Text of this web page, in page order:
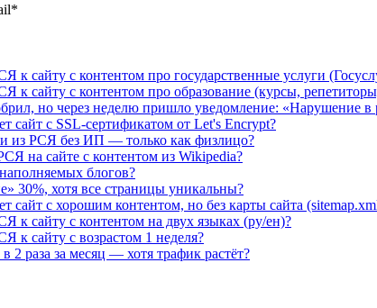
сайту с контентом про государственные услуги
к сайту с контентом про образование (курсы,
но через неделю пришло уведомление: «Нарушение в
сайт с SSL-сертификатом от Let's Encrypt?
из РСЯ без ИП — только как физлицо?
на сайте с контентом из Wikipedia?
блогов?
30%, хотя все страницы уникальны?
с хорошим контентом, но без карты сайта
к сайту с контентом на двух языках (ру/ен)?
к сайту с возрастом 1 неделя?
раза за месяц — хотя трафик растёт?